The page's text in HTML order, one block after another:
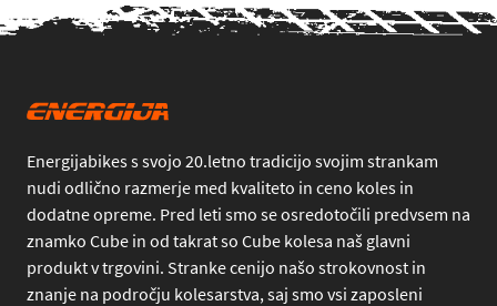
Energijabikes s svojo 20.letno tradicijo svojim strankam
nudi odlično razmerje med kvaliteto in ceno koles in
dodatne opreme. Pred leti smo se osredotočili predvsem na
znamko Cube in od takrat so Cube kolesa naš glavni
produkt v trgovini. Stranke cenijo našo strokovnost in
znanje na področju kolesarstva, saj smo vsi zaposleni